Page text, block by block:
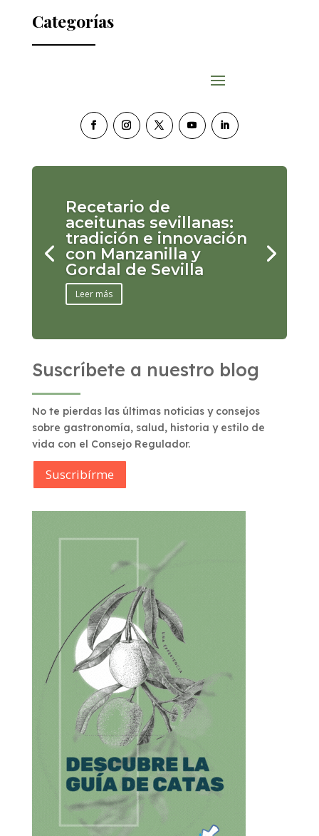
Categorías
Recetario de
aceitunas sevillanas:
tradición e innovación
con Manzanilla y
Gordal de Sevilla
Leer más
Suscríbete a nuestro blog
No te pierdas las últimas noticias y consejos
sobre gastronomía, salud, historia y estilo de
vida con el Consejo Regulador.
Suscribírme